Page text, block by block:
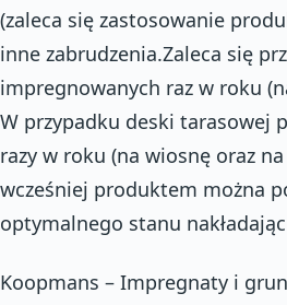
(zaleca się zastosowanie
inne zabrudzenia.Zaleca się
impregnowanych raz w roku
W przypadku deski tarasowej
razy w roku (na wiosnę oraz
wcześniej produktem można
optymalnego stanu
Koopmans – Impregnaty i